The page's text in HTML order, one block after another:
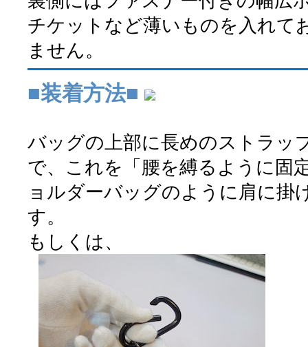
チケットなど薄いものを入れて
ません。
■装着方法■
バッグの上部に長めのストラッ
で、これを「腰を縛るように固
ョルダーバッグのように肩に掛
す。
もしくは、